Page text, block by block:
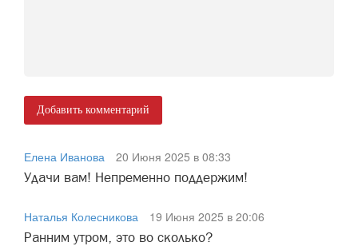
Добавить комментарий
Елена Иванова
20 Июня 2025 в 08:33
Удачи вам! Непременно поддержим!
Наталья Колесникова
19 Июня 2025 в 20:06
Ранним утром, это во сколько?